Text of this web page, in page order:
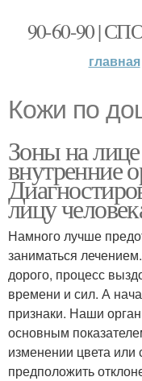
90-60-90 |
главная
Кожи по
Зоны на
внутренние
лицу
Намного лучше
заниматься
дорого, процесс
времени и сил. А
признаки. Наши
основным
изменении цвета
предположить